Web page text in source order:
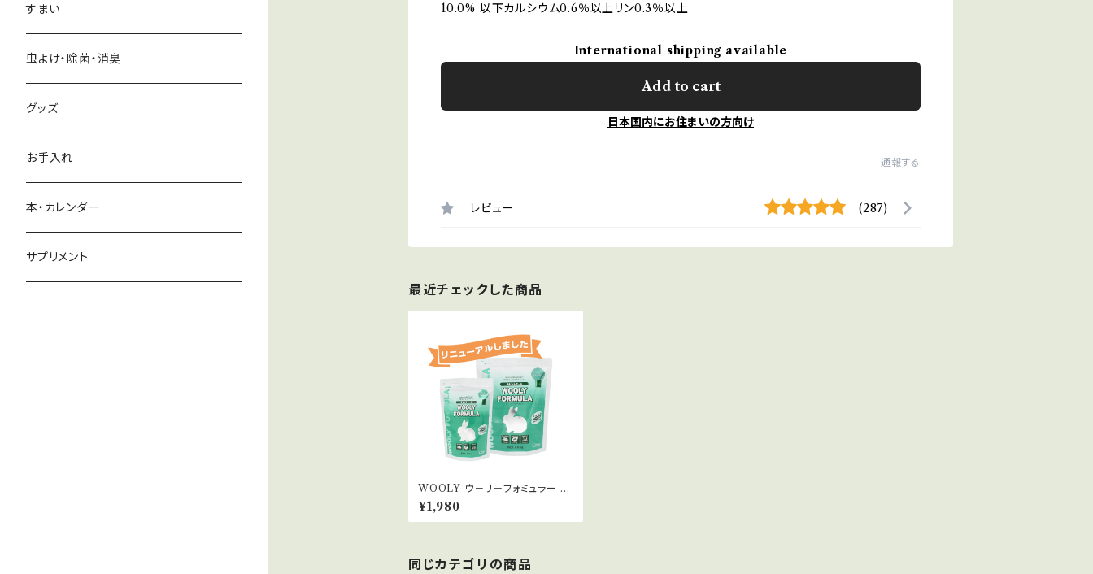
10.0% 以下カルシウム0.6％以上リン0.3％以上
International shipping available
Add to cart
日本国内にお住まいの方向け
通報する
レビュー (287)
最近チェックした商品
WOOLY ウ－リ－フォミュラー 1.
3kg
¥1,980
同じカテゴリの商品
すまい
虫よけ・除菌・消臭
グッズ
お手入れ
本・カレンダー
サプリメント